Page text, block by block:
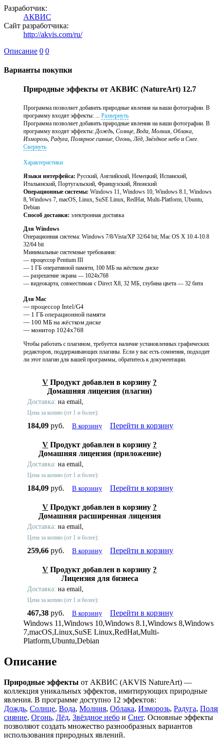
Разработчик:
АКВИС
Сайт разработчика:
http://akvis.com/ru/
Описание 0 0
Варианты покупки
Природные эффекты от АКВИС (NatureArt) 12.7
Программа позволяет добавить природные явления на ваши фотографии. В
программу входят эффекты: ... Развернуть
Программа позволяет добавить природные явления на ваши фотографии. В
программу входят эффекты:Дождь, Солнце, Вода, Молния, Облака,
Изморозь, Радуга, Полярное сияние, Огонь, Лёд, Звёздное небо и Снег.
Свернуть
Характеристики
Языки интерфейса: Русский, Английский, Немецкий, Испанский,
Итальянский, Португальский, Французский, Японский
Операционные системы: Windows 11, Windows 10, Windows 8.1, Windows
8, Windows 7, macOS, Linux, SuSE Linux, RedHat, Multi-Platform, Ubuntu,
Debian
Способ доставки: электронная доставка
Для Windows
Операционная система: Windows 7/8/Vista/XP 32/64 bit; Mac OS X 10.4-10.8
32/64 bit
Минимальные системные требования:
— процессор Pentium III
— 1 ГБ оперативной памяти, 100 МБ на жёстком диске
— разрешение экрана — 1024x768
— видеокарта, совместимая с Direct X8, 32 МБ, глубина цвета — 32 бита
Для Mac
— процессор Intel/G4
— 1 ГБ операционной памяти
— 100 МБ на жёстком диске
— монитор 1024x768
Чтобы работать с плагином, требуется наличие установленных графических
редакторов, поддерживающих плагины. Если у вас есть сомнения, подходит
ли этот плагин для вашей программы, обратитесь к документации.
V Продукт добавлен в корзину ?
Домашняя лицензия (плагин)
Доставка: на email,
Цена за копию (от 1 и более):
184,09 руб. В корзину Перейти в корзину
V Продукт добавлен в корзину ?
Домашняя лицензия (приложение)
Доставка: на email,
Цена за копию (от 1 и более):
184,09 руб. В корзину Перейти в корзину
V Продукт добавлен в корзину ?
Домашняя расширенная лицензия
Доставка: на email,
Цена за копию (от 1 и более):
259,66 руб. В корзину Перейти в корзину
V Продукт добавлен в корзину ?
Лицензия для бизнеса
Доставка: на email,
Цена за копию (от 1 и более):
467,38 руб. В корзину
Перейти в корзину
Windows 11,Windows 10,Windows 8.1,Windows 8,Windows
7,macOS,Linux,SuSE Linux,RedHat,Multi-
Platform,Ubuntu,Debian
Описание
Природные эффекты от АКВИС (AKVIS NatureArt) —
коллекция уникальных эффектов, имитирующих природные
явления. В программе доступно 12 эффектов:
Дождь, Солнце, Вода, Молния, Облака, Изморозь, Радуга,
сияние, Огонь, Лёд, Звёздное небо и Снег. Основные эффекты
позволяют создать множество разнообразных вариантов
использования природных явлений.